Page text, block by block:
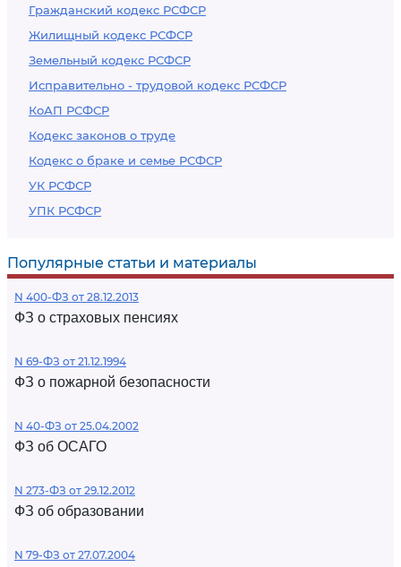
Гражданский кодекс РСФСР
Жилищный кодекс РСФСР
Земельный кодекс РСФСР
Исправительно - трудовой кодекс РСФСР
КоАП РСФСР
Кодекс законов о труде
Кодекс о браке и семье РСФСР
УК РСФСР
УПК РСФСР
Популярные статьи и материалы
N 400-ФЗ от 28.12.2013
ФЗ о страховых пенсиях
N 69-ФЗ от 21.12.1994
ФЗ о пожарной безопасности
N 40-ФЗ от 25.04.2002
ФЗ об ОСАГО
N 273-ФЗ от 29.12.2012
ФЗ об образовании
N 79-ФЗ от 27.07.2004